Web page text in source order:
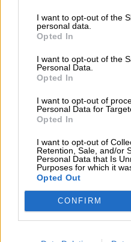
I want to opt-out of the
personal data.
Opted In
I want to opt-out of the
Personal Data.
Opted In
I want to opt-out of
Personal Data for
Opted In
I want to opt-out of
Retention, Sale, and/or
Personal Data that Is
Purposes for which it
Opted Out
CONFIRM
Los Reyes
homenaje a las
coronavirus